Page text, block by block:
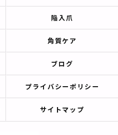
陥入爪
角質ケア
ブログ
プライバシーポリシー
サイトマップ